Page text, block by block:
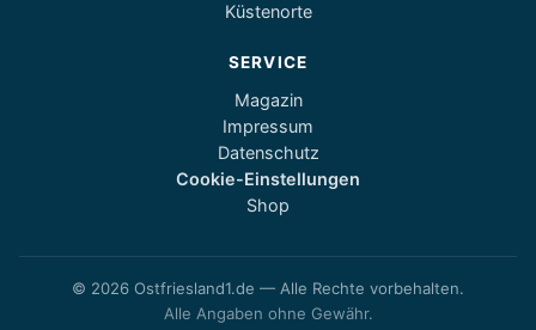
Küstenorte
SERVICE
Magazin
Impressum
Datenschutz
Cookie-Einstellungen
Shop
© 2026 Ostfriesland1.de — Alle Rechte vorbehalten.
Alle Angaben ohne Gewähr.